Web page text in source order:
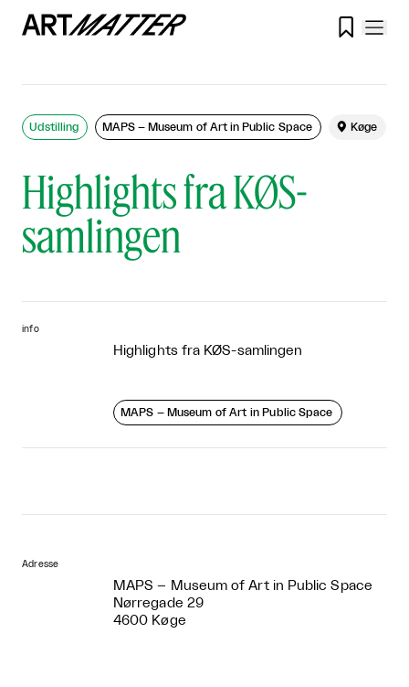

Highlights fra KØS-
samlingen
Udstilling MAPS – Museum of Art in Public Space  Køge
info
Highlights fra KØS-samlingen
MAPS – Museum of Art in Public Space
Adresse
MAPS – Museum of Art in Public Space
Nørregade 29
4600 Køge